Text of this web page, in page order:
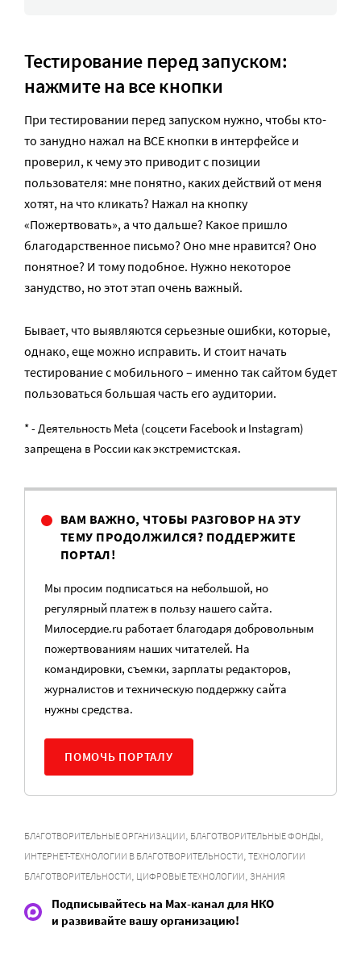
Тестирование перед запуском:
нажмите на все кнопки
При тестировании перед запуском нужно, чтобы кто-
то занудно нажал на ВСЕ кнопки в интерфейсе и
проверил, к чему это приводит с позиции
пользователя: мне понятно, каких действий от меня
хотят, на что кликать? Нажал на кнопку
«Пожертвовать», а что дальше? Какое пришло
благодарственное письмо? Оно мне нравится? Оно
понятное? И тому подобное. Нужно некоторое
занудство, но этот этап очень важный.
Бывает, что выявляются серьезные ошибки, которые,
однако, еще можно исправить. И стоит начать
тестирование с мобильного – именно так сайтом будет
пользоваться большая часть его аудитории.
* - Деятельность Meta (соцсети Facebook и Instagram)
запрещена в России как экстремистская.
ВАМ ВАЖНО, ЧТОБЫ РАЗГОВОР НА ЭТУ
ТЕМУ ПРОДОЛЖИЛСЯ? ПОДДЕРЖИТЕ
ПОРТАЛ!
Мы просим подписаться на небольшой, но
регулярный платеж в пользу нашего сайта.
Милосердие.ru работает благодаря добровольным
пожертвованиям наших читателей. На
командировки, съемки, зарплаты редакторов,
журналистов и техническую поддержку сайта
нужны средства.
ПОМОЧЬ ПОРТАЛУ
БЛАГОТВОРИТЕЛЬНЫЕ ОРГАНИЗАЦИИ, БЛАГОТВОРИТЕЛЬНЫЕ ФОНДЫ,
ИНТЕРНЕТ-ТЕХНОЛОГИИ В БЛАГОТВОРИТЕЛЬНОСТИ, ТЕХНОЛОГИИ
БЛАГОТВОРИТЕЛЬНОСТИ, ЦИФРОВЫЕ ТЕХНОЛОГИИ, ЗНАНИЯ
Подписывайтесь на Max-канал для НКО
и развивайте вашу организацию!